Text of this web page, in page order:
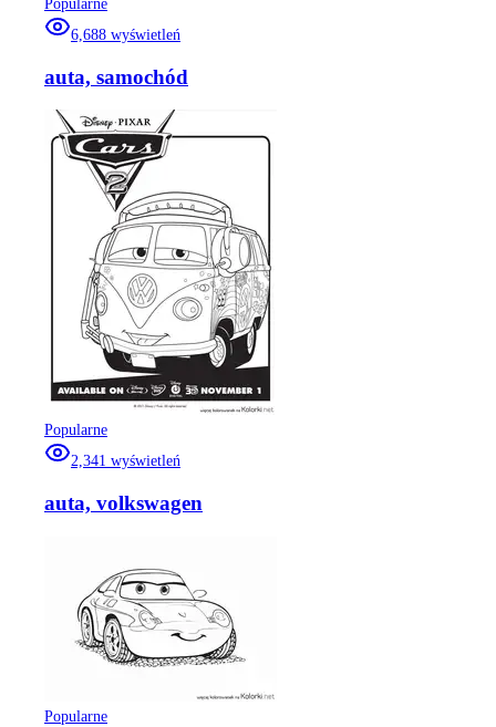
Popularne
6,688 wyświetleń
auta, samochód
Popularne
2,341 wyświetleń
auta, volkswagen
Popularne